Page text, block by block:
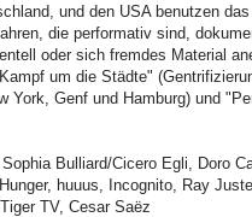
und den USA benutzen
die performativ sind,
oder sich fremdes Material
um die Städte"
York, Genf und Hamburg) und
Bulliard/Cicero Egli, Doro
huuus, Incognito, Ray
TV, Cesar Saëz